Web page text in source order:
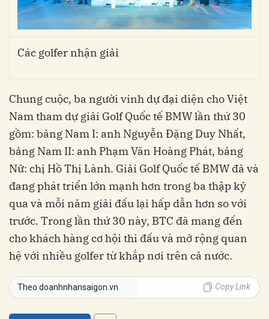
Các golfer nhận giải
Chung cuộc, ba người vinh dự đại diện cho Việt
Nam tham dự giải Golf Quốc tế BMW lần thứ 30
gồm: bảng Nam I: anh Nguyễn Đặng Duy Nhất,
bảng Nam II: anh Phạm Văn Hoàng Phát, bảng
Nữ: chị Hồ Thị Lành. Giải Golf Quốc tế BMW đã và
đang phát triển lớn mạnh hơn trong ba thập kỷ
qua và mỗi năm giải đấu lại hấp dẫn hơn so với
trước. Trong lần thứ 30 này, BTC đã mang đến
cho khách hàng cơ hội thi đấu và mở rộng quan
hệ với nhiều golfer từ khắp nơi trên cả nước.
Theo doanhnhansaigon.vn Copy Link